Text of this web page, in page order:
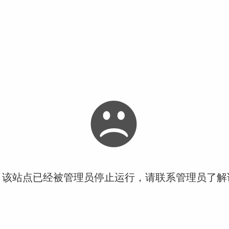
站点已经被管理员停止运行，请联系管理员了